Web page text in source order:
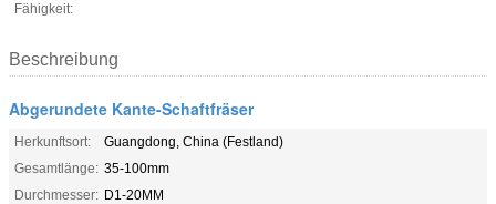
Fähigkeit:
Beschreibung
Abgerundete Kante-Schaftfräser
Herkunftsort:
Guangdong, China (Festland)
Gesamtlänge: 35-100mm
Durchmesser: D1-20MM